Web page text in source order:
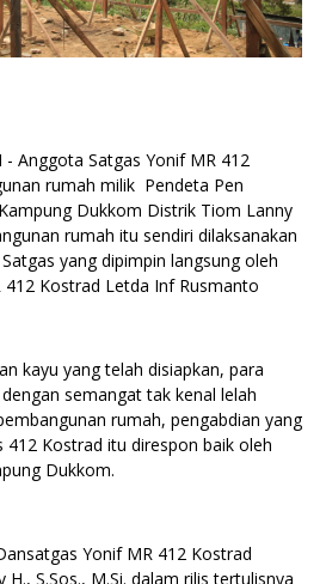
- Anggota Satgas Yonif MR 412
rumah milik Pendeta Pen
Dukkom Distrik Tiom Lanny
rumah itu sendiri dilaksanakan
yang dipimpin langsung oleh
412 Kostrad Letda Inf Rusmanto
kayu yang telah disiapkan, para
semangat tak kenal lelah
rumah, pengabdian yang
412 Kostrad itu direspon baik oleh
Dukkom.
Yonif MR 412 Kostrad
S.Sos., M.Si. dalam rilis tertulisnya